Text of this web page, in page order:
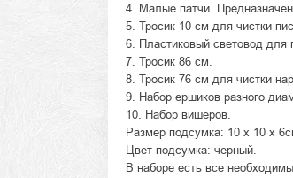
4. Малые патчи.
5. Тросик 10 см для чистки
6. Пластиковый световод для
7. Тросик 86 см.
8. Тросик 76 см для чистки
9. Набор ершиков разного
10. Набор вишеров.
Размер подсумка: 10 х 10 х
Цвет подсумка: черный.
В наборе есть все